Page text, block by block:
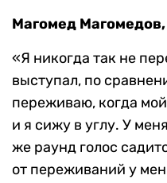
Магомед
«Я никогда так не
выступал, по
переживаю, когда
и я сижу в углу. У
же раунд голос
от переживаний у